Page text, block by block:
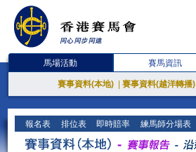
馬場活動 賽馬資訊
賽事資料(本地) 賽事資料(越洋轉播)
報名表 排位表 即時賠率 練馬師分場表